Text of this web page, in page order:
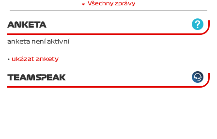
Všechny zprávy
ANKETA
anketa není aktivní
• ukázat ankety
TEAMSPEAK